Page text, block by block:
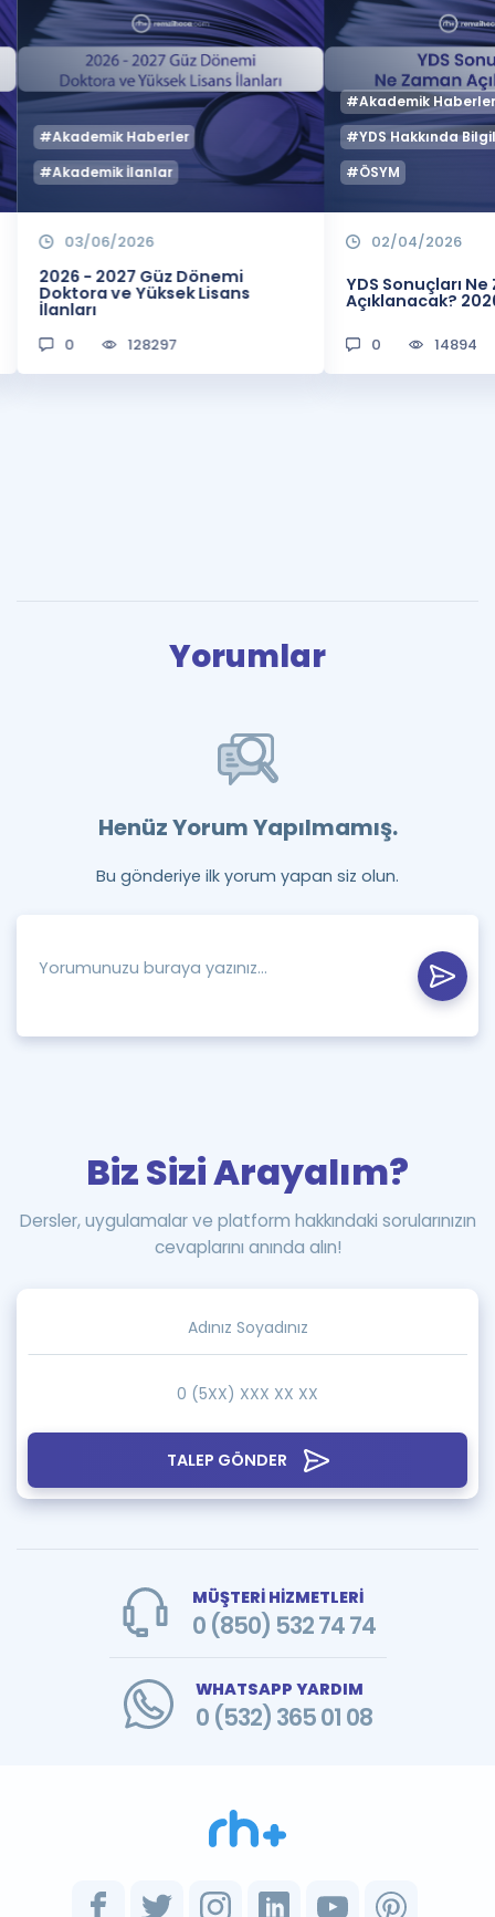
#Akademik Haberler
#Akademik İlanlar
03/06/2026
2026 - 2027 Güz Dönemi
Doktora ve Yüksek Lisans
İlanları
0 128297
#Akademik
#YDS Hakkında
#ÖSYM
02/04/2026
YDS Sonuçları
Açıklanacak?
0 14894
Yorumlar
Henüz Yorum Yapılmamış.
Bu gönderiye ilk yorum yapan siz olun.
TALEP GÖNDER
Biz Sizi Arayalım?
Dersler, uygulamalar ve platform hakkındaki sorularınızın
cevaplarını anında alın!
MÜŞTERİ HİZMETLERİ
0 (850) 532 74 74
WHATSAPP YARDIM
0 (532) 365 01 08